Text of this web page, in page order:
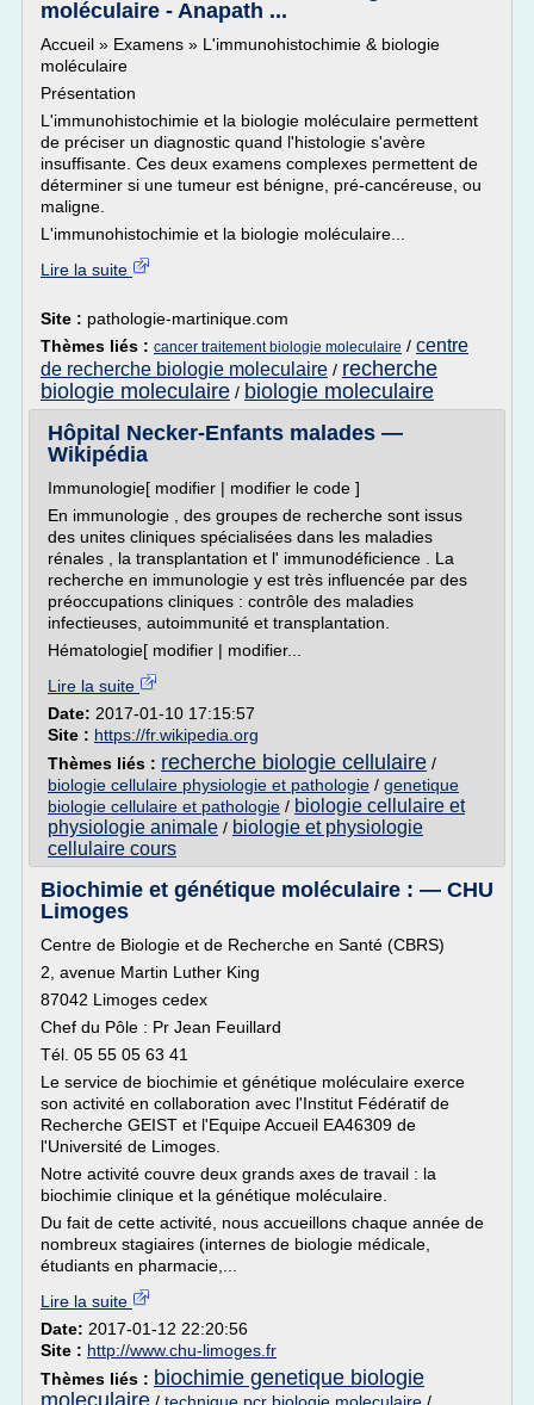
moléculaire - Anapath ...
Accueil » Examens » L'immunohistochimie & biologie
moléculaire
Présentation
L'immunohistochimie et la biologie moléculaire permettent
de préciser un diagnostic quand l'histologie s'avère
insuffisante. Ces deux examens complexes permettent de
déterminer si une tumeur est bénigne, pré-cancéreuse, ou
maligne.
L'immunohistochimie et la biologie moléculaire...
Lire la suite
Site : pathologie-martinique.com
Thèmes liés : cancer traitement biologie moleculaire / centre
de recherche biologie moleculaire / recherche
biologie moleculaire / biologie moleculaire
Hôpital Necker-Enfants malades —
Wikipédia
Immunologie[ modifier | modifier le code ]
En immunologie , des groupes de recherche sont issus
des unites cliniques spécialisées dans les maladies
rénales , la transplantation et l' immunodéficience . La
recherche en immunologie y est très influencée par des
préoccupations cliniques : contrôle des maladies
infectieuses, autoimmunité et transplantation.
Hématologie[ modifier | modifier...
Lire la suite
Date: 2017-01-10 17:15:57
Site : https://fr.wikipedia.org
Thèmes liés : recherche biologie cellulaire /
biologie cellulaire physiologie et pathologie / genetique
biologie cellulaire et pathologie / biologie cellulaire et
physiologie animale / biologie et physiologie
cellulaire cours
Biochimie et génétique moléculaire : — CHU
Limoges
Centre de Biologie et de Recherche en Santé (CBRS)
2, avenue Martin Luther King
87042 Limoges cedex
Chef du Pôle : Pr Jean Feuillard
Tél. 05 55 05 63 41
Le service de biochimie et génétique moléculaire exerce
son activité en collaboration avec l'Institut Fédératif de
Recherche GEIST et l'Equipe Accueil EA46309 de
l'Université de Limoges.
Notre activité couvre deux grands axes de travail : la
biochimie clinique et la génétique moléculaire.
Du fait de cette activité, nous accueillons chaque année de
nombreux stagiaires (internes de biologie médicale,
étudiants en pharmacie,...
Lire la suite
Date: 2017-01-12 22:20:56
Site : http://www.chu-limoges.fr
Thèmes liés : biochimie genetique biologie
moleculaire